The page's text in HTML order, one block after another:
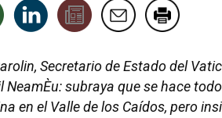
Secretario de Estado del
subraya que se hace
en el Valle de los Caídos, pero